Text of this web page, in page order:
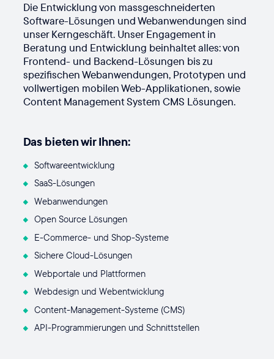
Die Entwicklung von massgeschneiderten
Software-Lösungen und Webanwendungen sind
unser Kerngeschäft. Unser Engagement in
Beratung und Entwicklung beinhaltet alles: von
Frontend- und Backend-Lösungen bis zu
spezifischen Webanwendungen, Prototypen und
vollwertigen mobilen Web-Applikationen, sowie
Content Management System CMS Lösungen.
Das bieten wir Ihnen:
Softwareentwicklung
SaaS-Lösungen
Webanwendungen
Open Source Lösungen
E-Commerce- und Shop-Systeme
Sichere Cloud-Lösungen
Webportale und Plattformen
Webdesign und Webentwicklung
Content-Management-Systeme (CMS)
API-Programmierungen und Schnittstellen